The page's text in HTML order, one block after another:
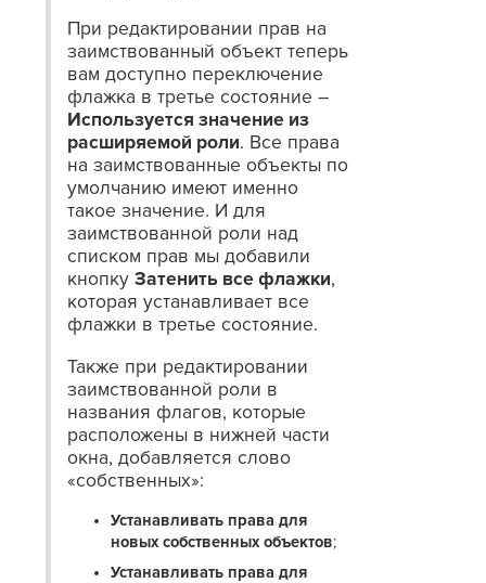
При редактировании прав на
заимствованный объект теперь
вам доступно переключение
флажка в третье состояние –
Используется значение из
расширяемой роли. Все права
на заимствованные объекты по
умолчанию имеют именно
такое значение. И для
заимствованной роли над
списком прав мы добавили
кнопкуЗатенить все флажки,
которая устанавливает все
флажки в третье состояние.
Также при редактировании
заимствованной роли в
названия флагов, которые
расположены в нижней части
окна, добавляется слово
«собственных»:
Устанавливать права для
новых собственных объектов;
Устанавливать права для